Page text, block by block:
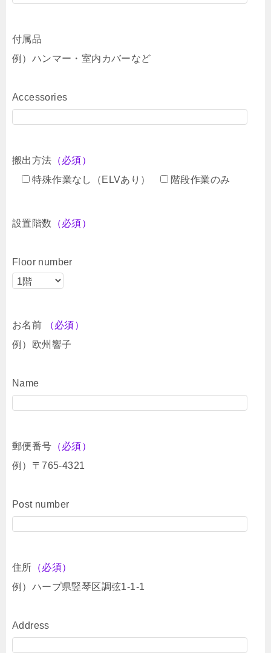
付属品
例）ハンマー・室内カバーなど
Accessories
搬出方法 （必須）
特殊作業なし（ELVあり）
階段作業のみ
設置階数 （必須）
Floor number
お名前
（必須）
例）欧州響子
Name
郵便番号 （必須）
例）〒765-4321
Post number
住所 （必須）
例）ハープ県竪琴区調弦1-1-1
Address